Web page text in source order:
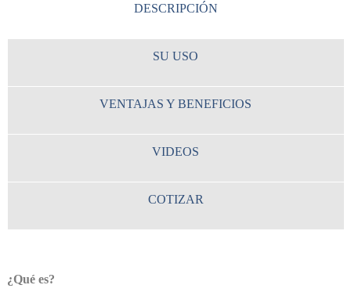
DESCRIPCIÓN
SU USO
VENTAJAS Y BENEFICIOS
VIDEOS
COTIZAR
¿Qué es?